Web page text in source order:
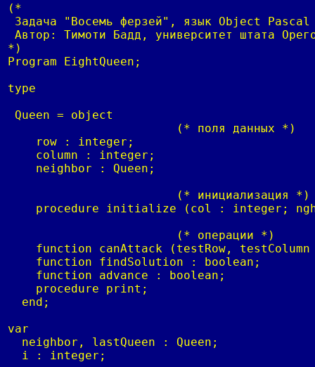
(*
Задача "Восемь ферзей", язык Object Pascal
Автор: Тимоти Бадд, университет штата
*)
Program EightQueen;
type
Queen = object
    row : integer;
    column : integer;
    neighbor : Queen;
procedure initialize (col : integer;
function canAttack (testRow,
    function findSolution : boolean;
    function advance : boolean;
    procedure print;
  end;
var
  neighbor, lastQueen : Queen;
  i : integer;